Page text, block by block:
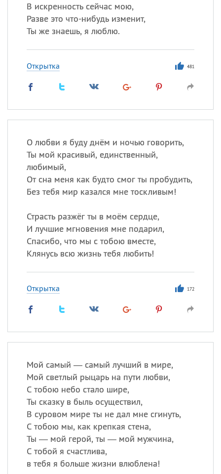
В искренность сейчас мою,
Разве это что-нибудь изменит,
Ты же знаешь, я люблю.
Открытка 481
О любви я буду днём и ночью говорить,
Ты мой красивый, единственный,
любимый,
От сна меня как будто смог ты пробудить,
Без тебя мир казался мне тоскливым!
Страсть разжёг ты в моём сердце,
И лучшие мгновения мне подарил,
Спасибо, что мы с тобою вместе,
Клянусь всю жизнь тебя любить!
Открытка 172
Мой самый — самый лучший в мире,
Мой светлый рыцарь на пути любви,
С тобою небо стало шире,
Ты сказку в быль осуществил,
В суровом мире ты не дал мне сгинуть,
С тобою мы, как крепкая стена,
Ты — мой герой, ты — мой мужчина,
С тобой я счастлива,
в тебя я больше жизни влюблена!